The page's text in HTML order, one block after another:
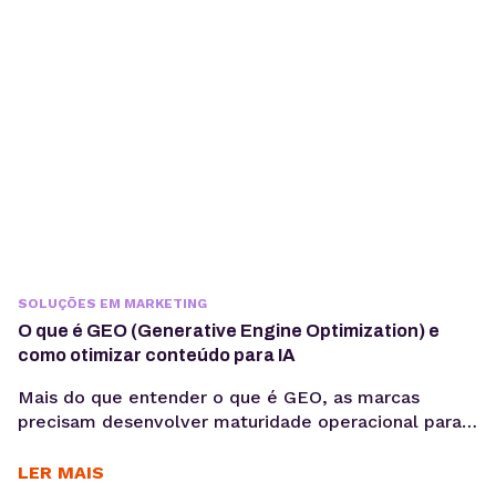
SOLUÇÕES EM MARKETING
O que é GEO (Generative Engine Optimization) e
como otimizar conteúdo para IA
Mais do que entender o que é GEO, as marcas
precisam desenvolver maturidade operacional para
intenção, consistência temática e conteúdos
LER MAIS